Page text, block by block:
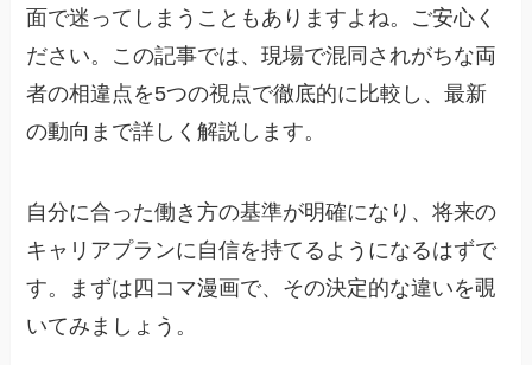
面で迷ってしまうこともありますよね。ご安心く
ださい。この記事では、現場で混同されがちな両
者の相違点を5つの視点で徹底的に比較し、最新
の動向まで詳しく解説します。
自分に合った働き方の基準が明確になり、将来の
キャリアプランに自信を持てるようになるはずで
す。まずは四コマ漫画で、その決定的な違いを覗
いてみましょう。